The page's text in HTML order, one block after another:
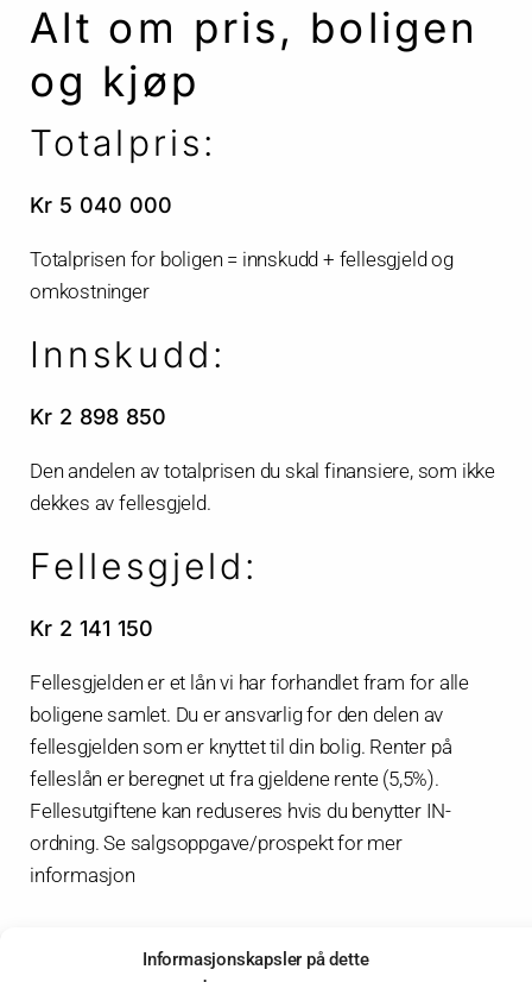
Informasjonskapsler på dette
Alt om pris, boligen
og kjøp
Totalpris:
Kr 5 040 000
Totalprisen for boligen = innskudd + fellesgjeld og
omkostninger
Innskudd:
Kr 2 898 850
Den andelen av totalprisen du skal finansiere, som ikke
dekkes av fellesgjeld.
Fellesgjeld:
Kr 2 141 150
Fellesgjelden er et lån vi har forhandlet fram for alle
boligene samlet. Du er ansvarlig for den delen av
fellesgjelden som er knyttet til din bolig. Renter på
felleslån er beregnet ut fra gjeldene rente (5,5%).
Fellesutgiftene kan reduseres hvis du benytter IN-
ordning. Se salgsoppgave/prospekt for mer
informasjon